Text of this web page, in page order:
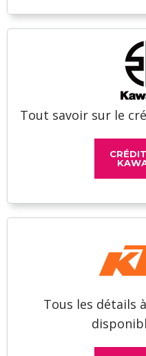
Tout savoir sur le
Tous les détails